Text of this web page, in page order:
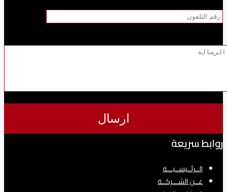
روابط سريعة
الــرئــيســيـــة
عــن الشـــركــة